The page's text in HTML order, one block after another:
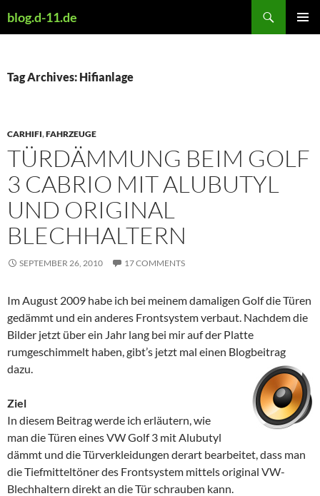
toblog.d-11.de
Tag Archives: Hifianlage
CARHIFI,FAHRZEUGE
TÜRDÄMMUNG BEIM GOLF
3 CABRIO MIT ALUBUTYL
UND ORIGINAL
BLECHHALTERN
SEPTEMBER 26, 2010 17 COMMENTS
Im August 2009 habe ich bei meinem damaligen Golf die Türen
gedämmt und ein anderes Frontsystem verbaut. Nachdem die
Bilder jetzt über ein Jahr lang bei mir auf der Platte
rumgeschimmelt haben, gibt’s jetzt mal einen Blogbeitrag
dazu.
Ziel
In diesem Beitrag werde ich erläutern, wie
man die Türen eines VW Golf 3 mit Alubutyl
dämmt und die Türverkleidungen derart bearbeitet, dass man
die Tiefmitteltöner des Frontsystem mittels original VW-
Blechhaltern direkt an die Tür schrauben kann.